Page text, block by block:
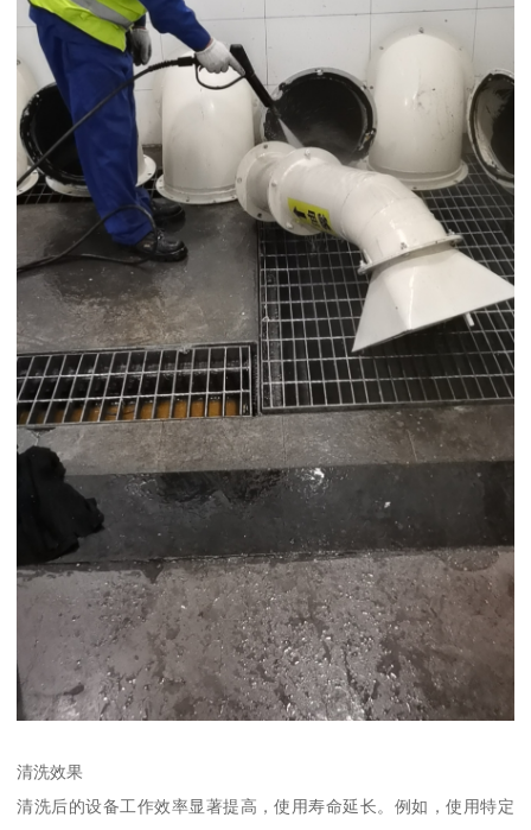
清洗效果
清洗后的设备工作效率显著提高，使用寿命延长。例如，使用特定